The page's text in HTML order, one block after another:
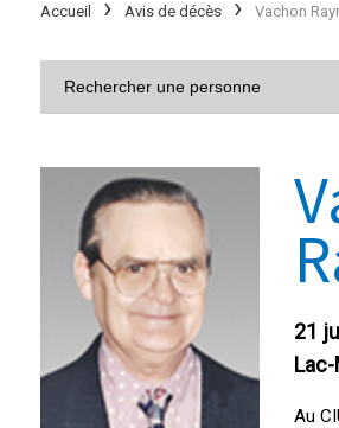
Accueil Avis de décès Vachon
21
Au